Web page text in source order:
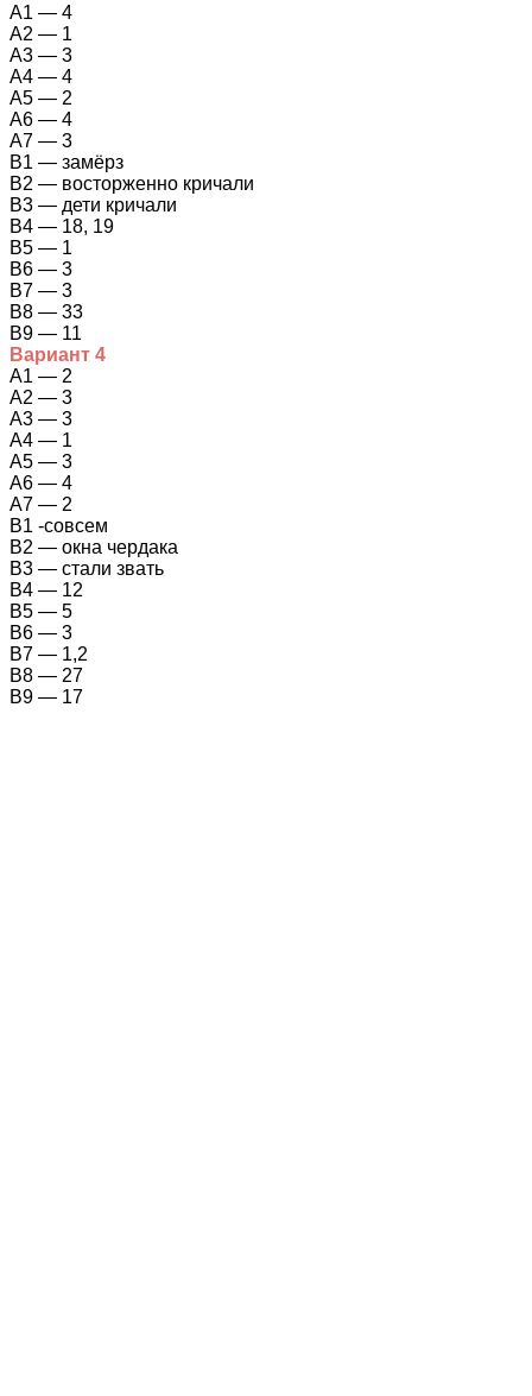
А1 — 4
А2 — 1
А3 — 3
А4 — 4
А5 — 2
А6 — 4
А7 — 3
В1 — замёрз
В2 — восторженно кричали
В3 — дети кричали
В4 — 18, 19
В5 — 1
В6 — 3
В7 — 3
В8 — 33
В9 — 11
Вариант 4
А1 — 2
А2 — 3
А3 — 3
А4 — 1
А5 — 3
А6 — 4
А7 — 2
В1 -совсем
В2 — окна чердака
В3 — стали звать
В4 — 12
В5 — 5
В6 — 3
В7 — 1,2
В8 — 27
В9 — 17